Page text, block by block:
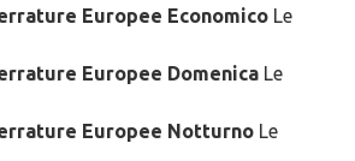
Europee Economico Le
Europee Domenica Le
Europee Notturno Le